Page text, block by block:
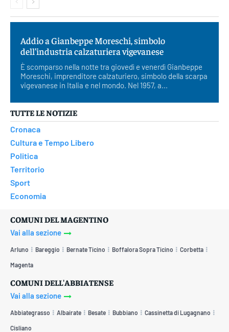
Addio a Gianbeppe Moreschi, simbolo
dell’industria calzaturiera vigevanese
È scomparso nella notte tra giovedì e venerdì Gianbeppe
Moreschi, imprenditore calzaturiero, simbolo della scarpa
vigevanese in Italia e nel mondo. Nel 1957, a...
TUTTE LE NOTIZIE
Cronaca
Cultura e Tempo Libero
Politica
Territorio
Sport
Economia
COMUNI DEL MAGENTINO
Vai alla sezione
Arluno Bareggio Bernate Ticino Boffalora Sopra Ticino Corbetta
Magenta
COMUNI DELL'ABBIATENSE
Vai alla sezione
Abbiategrasso Albairate Besate Bubbiano Cassinetta di Lugagnano
Cisliano